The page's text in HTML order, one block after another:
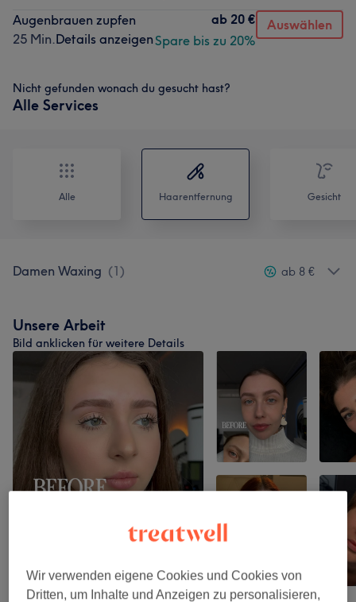
Augenbrauen zupfen
25 Min.Details anzeigen
ab 20 €
Spare bis zu 20%
Auswählen
Nicht gefunden wonach du gesucht hast?
Alle Services
Alle Haarentfernung Gesicht
Damen Waxing (1) ab 8 €
Unsere Arbeit
Bild anklicken für weitere Details
Wir verwenden eigene Cookies und Cookies von
Dritten, um Inhalte und Anzeigen zu personalisieren,